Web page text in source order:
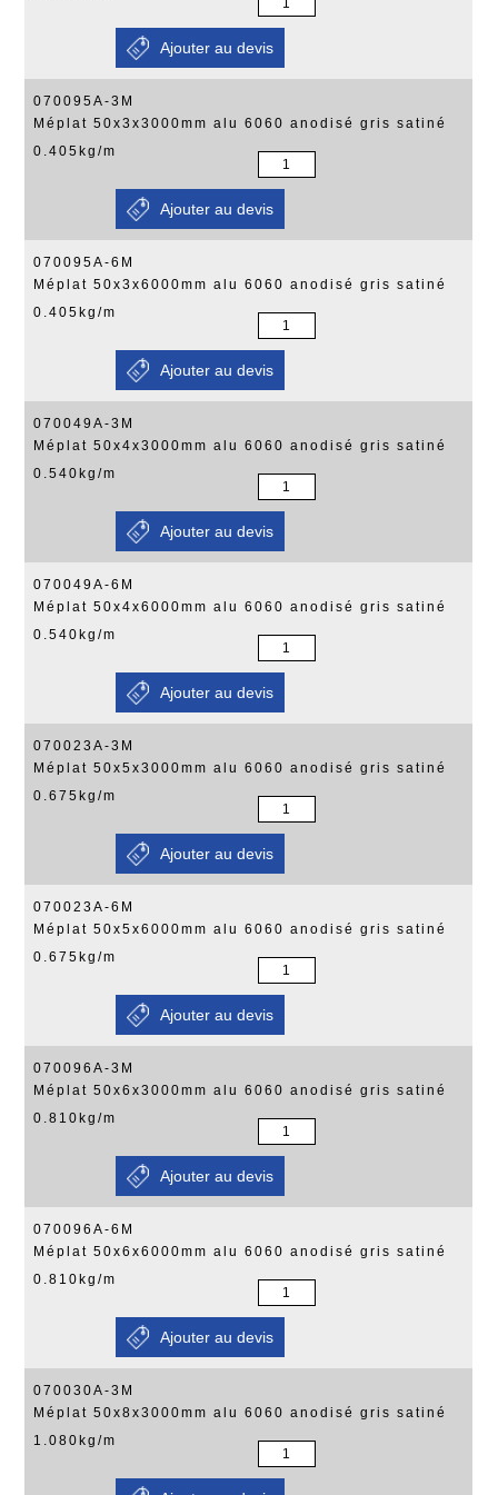
070095A-3M
Méplat 50x3x3000mm alu 6060 anodisé gris satiné
0.405kg/m
070095A-6M
Méplat 50x3x6000mm alu 6060 anodisé gris satiné
0.405kg/m
070049A-3M
Méplat 50x4x3000mm alu 6060 anodisé gris satiné
0.540kg/m
070049A-6M
Méplat 50x4x6000mm alu 6060 anodisé gris satiné
0.540kg/m
070023A-3M
Méplat 50x5x3000mm alu 6060 anodisé gris satiné
0.675kg/m
070023A-6M
Méplat 50x5x6000mm alu 6060 anodisé gris satiné
0.675kg/m
070096A-3M
Méplat 50x6x3000mm alu 6060 anodisé gris satiné
0.810kg/m
070096A-6M
Méplat 50x6x6000mm alu 6060 anodisé gris satiné
0.810kg/m
070030A-3M
Méplat 50x8x3000mm alu 6060 anodisé gris satiné
1.080kg/m